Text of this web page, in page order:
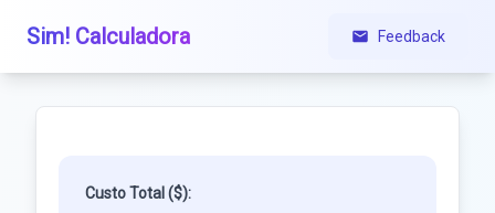
Sim! Calculadora Feedback
Custo Total ($):